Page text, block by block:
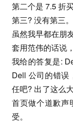
第二个是 7.5 折
第三? 没有第三。
虽然我早都在朋
套用范伟的话说
我给的答复是:
Dell 公司的错误
任吧? 出了这么
首页做个道歉声
受。